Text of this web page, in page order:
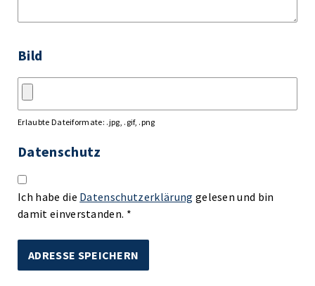
Bild
Erlaubte Dateiformate: .jpg, .gif, .png
Datenschutz
Ich habe die Datenschutzerklärung gelesen und bin
damit einverstanden. *